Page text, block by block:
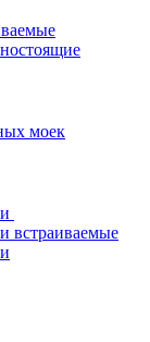
моек
встраиваемые